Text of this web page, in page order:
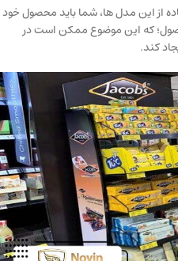
از این مدل ها، شما باید محصول خود
که این موضوع ممکن است در
کند.